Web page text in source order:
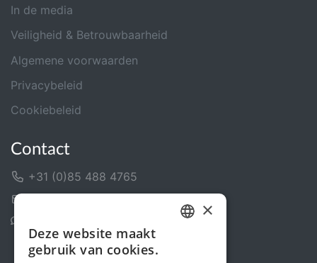
In de media
Veiligheid & Betrouwbaarheid
Algemene voorwaarden
Privacybeleid
Cookiebeleid
Contact
+31 (0)85 488 4765
×
Deze website maakt
gebruik van cookies.